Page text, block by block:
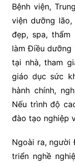
Bệnh viện,
viện dưỡng
đẹp, spa,
làm Điều dưỡng
tại nhà, tham
giáo dục sức
hành chính,
Nếu trình độ
đào tạo nghiệp
Ngoài ra, người
triển nghề